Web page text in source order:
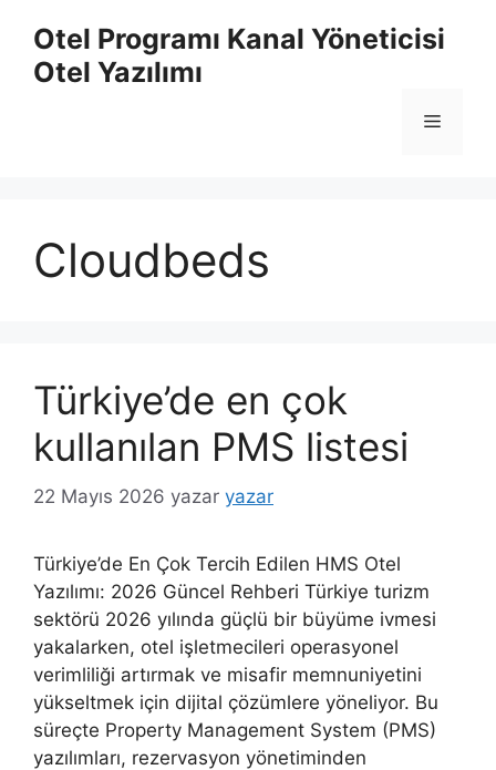
Otel Programı Kanal Yöneticisi
Otel Yazılımı
Menü
Cloudbeds
Türkiye’de en çok
kullanılan PMS listesi
22 Mayıs 2026 yazar yazar
Türkiye’de En Çok Tercih Edilen HMS Otel
Yazılımı: 2026 Güncel Rehberi Türkiye turizm
sektörü 2026 yılında güçlü bir büyüme ivmesi
yakalarken, otel işletmecileri operasyonel
verimliliği artırmak ve misafir memnuniyetini
yükseltmek için dijital çözümlere yöneliyor. Bu
süreçte Property Management System (PMS)
yazılımları, rezervasyon yönetiminden